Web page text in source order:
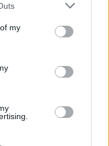
my
felmond. Ahhoz
mintha haza is
rá, mert terebélyes
és az ülőke közti
lattét és úgy falta,